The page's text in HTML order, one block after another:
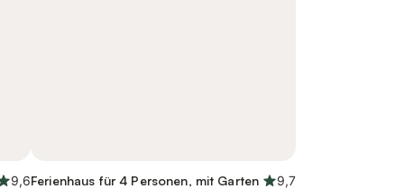
9,6Ferienhaus für 4 Personen, mit Garten
9,7